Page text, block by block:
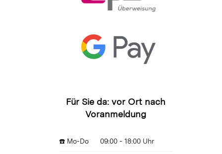
Für Sie da: vor Ort nach
Voranmeldung
☎️ Mo-Do 09:00 - 18:00 Uhr